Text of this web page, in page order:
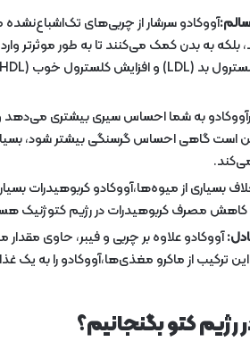
آووکادو سرشار از چربی‌های تک‌اشباع‌نشده
بلکه به بدن کمک می‌کنند تا به طور موثرتر
به شما احساس سیری بیشتری می‌دهد و
است گاهی احساس گرسنگی بیشتر شود،
بسیاری از میوه‌ها،آووکادو کربوهیدرات
کاهش مصرف کربوهیدرات در رژیم کتوژنیک
آووکادو علاوه بر چربی و فیبر، حاوی
ترکیب از ماکرو مغذی‌ها،آووکادو را به یک
رژیم کتو بگنجانیم؟